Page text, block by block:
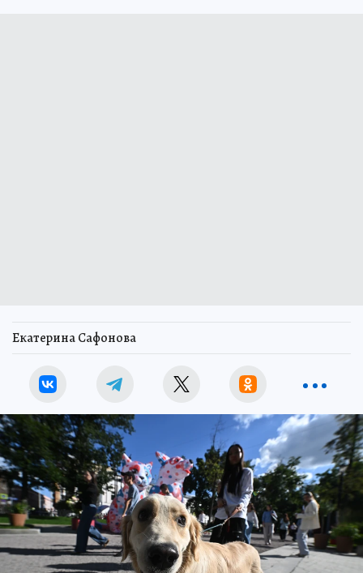
Екатерина Сафонова